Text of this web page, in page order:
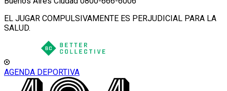
EL JUGAR COMPULSIVAMENTE ES PERJUDICIAL PARA LA
SALUD.
AGENDA DEPORTIVA